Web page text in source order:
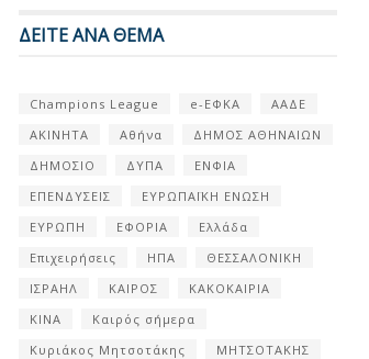
ΔΕΙΤΕ ΑΝΑ ΘΕΜΑ
Champions League e-ΕΦΚΑ
ΑΑΔΕ
ΑΚΙΝΗΤΑ
Αθήνα
ΔΗΜΟΣ ΑΘΗΝΑΙΩΝ
ΔΗΜΟΣΙΟ
ΔΥΠΑ
ΕΝΦΙΑ
ΕΠΕΝΔΥΣΕΙΣ
ΕΥΡΩΠΑΪΚΗ ΕΝΩΣΗ
ΕΥΡΩΠΗ
ΕΦΟΡΙΑ
Ελλάδα
Επιχειρήσεις
ΗΠΑ
ΘΕΣΣΑΛΟΝΙΚΗ
ΙΣΡΑΗΛ
ΚΑΙΡΟΣ
ΚΑΚΟΚΑΙΡΙΑ
ΚΙΝΑ
Καιρός σήμερα
Κυριάκος Μητσοτάκης
ΜΗΤΣΟΤΑΚΗΣ